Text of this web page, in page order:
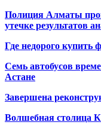
Полиция Алматы
утечке результатов
Где недорого
Семь автобусов
Астане
Завершена
Волшебная столица